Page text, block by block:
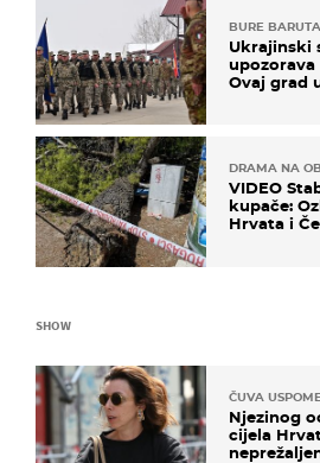
BURE BARUTA
Ukrajinski
Ovaj grad
DRAMA NA
VIDEO
kupače:
Hrvata i
SHOW
ČUVA
Njezinog
cijela